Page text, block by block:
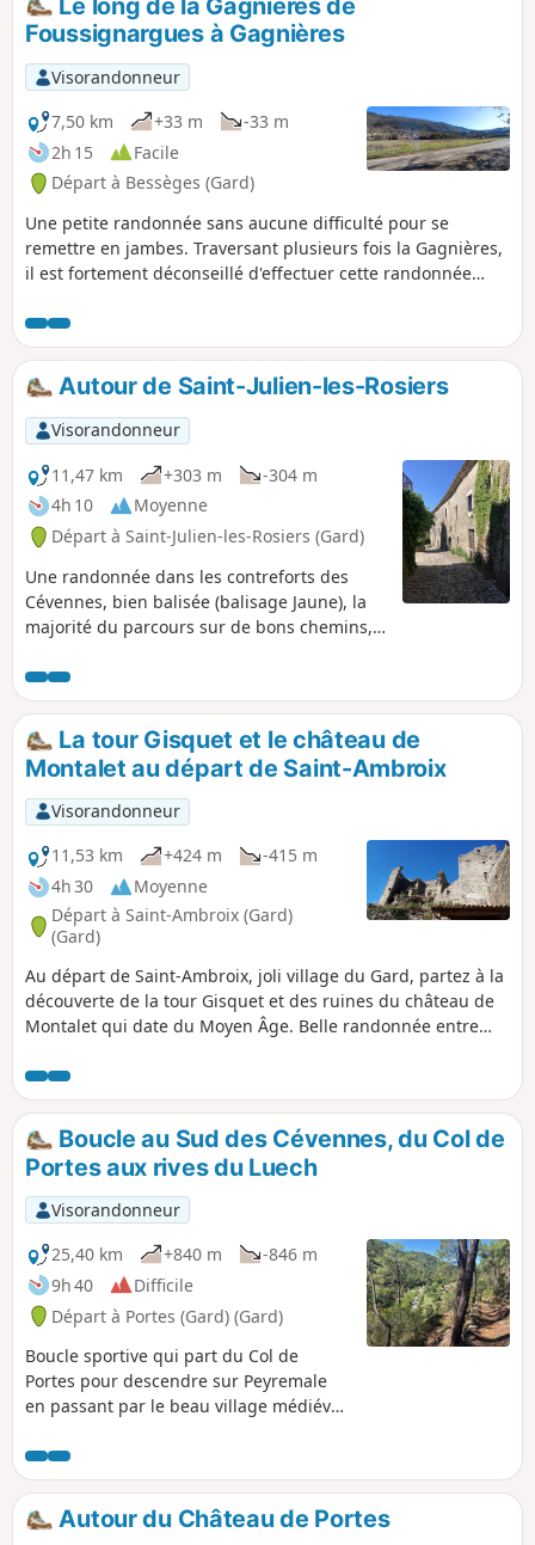
aujourd'hui inhabitée, a été le refuge de
nombreuses personnes par le passé.
Foussignargues à Gagnières
Visorandonneur
7,50 km
+33 m
-33 m
2h 15
Facile
Départ à Bessèges (Gard)
Une petite randonnée sans aucune difficulté pour se
remettre en jambes. Traversant plusieurs fois la Gagnières,
il est fortement déconseillé d'effectuer cette randonnée
Autour de Saint-Julien-les-Rosiers
Visorandonneur
11,47 km
+303 m
-304 m
4h 10
Moyenne
Départ à Saint-Julien-les-Rosiers (Gard)
Une randonnée dans les contreforts des
Cévennes, bien balisée (balisage Jaune), la
majorité du parcours sur de bons chemins,
été malgré la chaleur. Aucune difficulté
particulière à signaler. Quelques splendides
panoramas, de magnifiques mas dont un du
XIVe siècle et une ancienne abbaye en guise
de cerise sur le gâteau.
La tour Gisquet et le château de
Montalet au départ de Saint-Ambroix
Visorandonneur
11,53 km
+424 m
-415 m
4h 30
Moyenne
Départ à Saint-Ambroix (Gard)
(Gard)
Au départ de Saint-Ambroix, joli village du Gard, partez à la
découverte de la tour Gisquet et des ruines du château de
Montalet qui date du Moyen Âge. Belle randonnée entre
Boucle au Sud des Cévennes, du Col de
Portes aux rives du Luech
Visorandonneur
25,40 km
+840 m
-846 m
9h 40
Difficile
Départ à Portes (Gard) (Gard)
Boucle sportive qui part du Col de
Portes pour descendre sur Peyremale
en passant par le beau village médiéval
Herm, on remonte vers les hauteurs,
avec des vues superbes des méandres
du Luech en contrebas, qu'on va finir
par rejoindre pour longer la rivière au
Autour du Château de Portes